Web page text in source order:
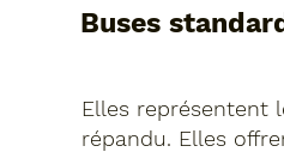
Buses standard
Elles représentent
répandu. Elles